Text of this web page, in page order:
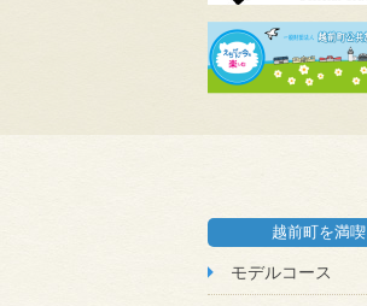
越前町を満喫
モデルコース